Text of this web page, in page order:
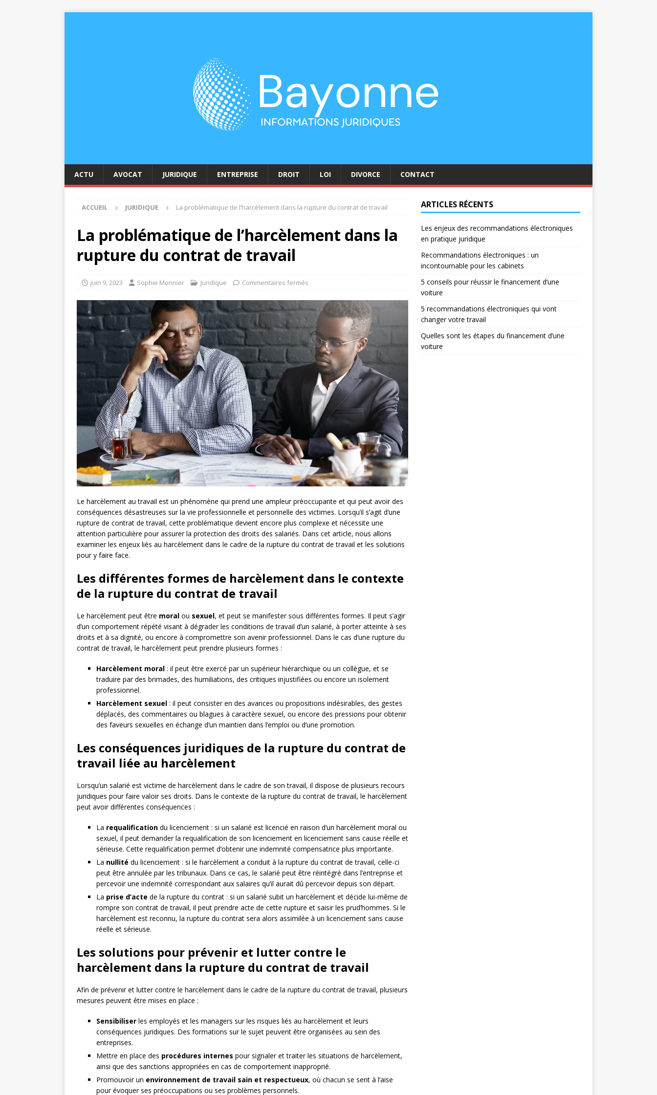
ACTU AVOCAT JURIDIQUE ENTREPRISE DROIT LOI DIVORCE CONTACT
ACCUEIL JURIDIQUE La problématique de l’harcèlement dans la rupture du contrat de travail
La problématique de l’harcèlement dans la
rupture du contrat de travail
juin 9, 2023 Sophie Monnier Juridique Commentaires fermés
Le harcèlement au travail est un phénomène qui prend une ampleur préoccupante et qui peut avoir des
conséquences désastreuses sur la vie professionnelle et personnelle des victimes. Lorsqu’il s’agit d’une
rupture de contrat de travail, cette problématique devient encore plus complexe et nécessite une
attention particulière pour assurer la protection des droits des salariés. Dans cet article, nous allons
examiner les enjeux liés au harcèlement dans le cadre de la rupture du contrat de travail et les solutions
pour y faire face.
Les différentes formes de harcèlement dans le contexte
de la rupture du contrat de travail
Le harcèlement peut être moral ou sexuel, et peut se manifester sous différentes formes. Il peut s’agir
d’un comportement répété visant à dégrader les conditions de travail d’un salarié, à porter atteinte à ses
droits et à sa dignité, ou encore à compromettre son avenir professionnel. Dans le cas d’une rupture du
contrat de travail, le harcèlement peut prendre plusieurs formes :
Harcèlement moral : il peut être exercé par un supérieur hiérarchique ou un collègue, et se
traduire par des brimades, des humiliations, des critiques injustifiées ou encore un isolement
professionnel.
Harcèlement sexuel : il peut consister en des avances ou propositions indésirables, des gestes
déplacés, des commentaires ou blagues à caractère sexuel, ou encore des pressions pour obtenir
des faveurs sexuelles en échange d’un maintien dans l’emploi ou d’une promotion.
Les conséquences juridiques de la rupture du contrat de
travail liée au harcèlement
Lorsqu’un salarié est victime de harcèlement dans le cadre de son travail, il dispose de plusieurs recours
juridiques pour faire valoir ses droits. Dans le contexte de la rupture du contrat de travail, le harcèlement
peut avoir différentes conséquences :
La requalification du licenciement : si un salarié est licencié en raison d’un harcèlement moral ou
sexuel, il peut demander la requalification de son licenciement en licenciement sans cause réelle et
sérieuse. Cette requalification permet d’obtenir une indemnité compensatrice plus importante.
La nullité du licenciement : si le harcèlement a conduit à la rupture du contrat de travail, celle-ci
peut être annulée par les tribunaux. Dans ce cas, le salarié peut être réintégré dans l’entreprise et
percevoir une indemnité correspondant aux salaires qu’il aurait dû percevoir depuis son départ.
La prise d’acte de la rupture du contrat : si un salarié subit un harcèlement et décide lui-même de
rompre son contrat de travail, il peut prendre acte de cette rupture et saisir les prud’hommes. Si le
harcèlement est reconnu, la rupture du contrat sera alors assimilée à un licenciement sans cause
réelle et sérieuse.
Les solutions pour prévenir et lutter contre le
harcèlement dans la rupture du contrat de travail
Afin de prévenir et lutter contre le harcèlement dans le cadre de la rupture du contrat de travail, plusieurs
mesures peuvent être mises en place :
Sensibiliser les employés et les managers sur les risques liés au harcèlement et leurs
conséquences juridiques. Des formations sur le sujet peuvent être organisées au sein des
entreprises.
Mettre en place des procédures internes pour signaler et traiter les situations de harcèlement,
ainsi que des sanctions appropriées en cas de comportement inapproprié.
Promouvoir un environnement de travail sain et respectueux, où chacun se sent à l’aise
pour évoquer ses préoccupations ou ses problèmes personnels.
ARTICLES RÉCENTS
Les enjeux des recommandations électroniques
en pratique juridique
Recommandations électroniques : un
incontournable pour les cabinets
5 conseils pour réussir le financement d’une
voiture
5 recommandations électroniques qui vont
changer votre travail
Quelles sont les étapes du financement d’une
voiture